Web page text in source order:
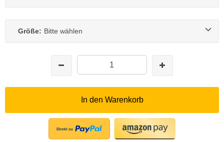
Größe: Bitte wählen
In den Warenkorb